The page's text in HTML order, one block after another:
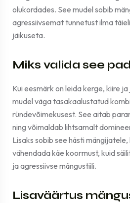
olukordades. See mudel sobib
agressiivsemat tunnetust ilma
jäikuseta.
Miks valida see
Kui eesmärk on leida kerge, kiire
mudel väga tasakaalustatud
ründevõimekusest. See aitab
ning võimaldab lihtsamalt
Lisaks sobib see hästi
vähendada käe koormust, kuid
ja agressiivse mängustiili.
Lisaväärtus